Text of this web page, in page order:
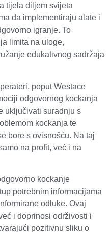
tijela diljem svijeta
da implementiraju alate i
igranje. To
limita na uloge,
edukativnog sadržaja
poput Westace
odgovornog kockanja
uključivati suradnju s
kockanja te
bore s ovisnošću. Na taj
na profit, već i na
kockanje
potrebnim informacijama
odluke. Ovaj
i doprinosi održivosti i
pozitivnu sliku o